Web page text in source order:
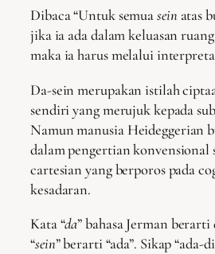
Dibaca “Untuk semuasein atas
jika ia ada dalam keluasan
maka ia harus melalui
Da-sein merupakan istilah
sendiri yang merujuk kepada
Namun manusia Heideggerian
dalam pengertian konvensional
cartesian yang berporos pada
kesadaran.
Kata “da” bahasa Jerman
“sein” berarti “ada”. Sikap “ada-